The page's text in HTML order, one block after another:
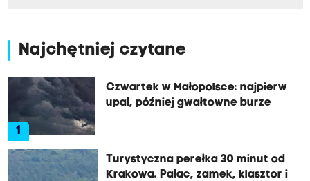
Najchętniej czytane
1
Czwartek w Małopolsce: najpierw
upał, później gwałtowne burze
Turystyczna perełka 30 minut od
Krakowa. Pałac, zamek, klasztor i